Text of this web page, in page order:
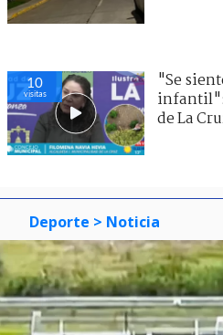
10
visitas
"Se
infantil":
de La
Deporte > Noticia